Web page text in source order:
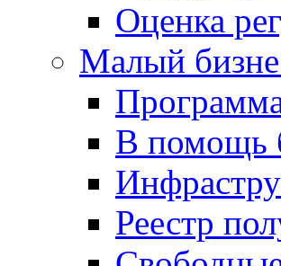
Оценка
Малый
В помощь
Реестр